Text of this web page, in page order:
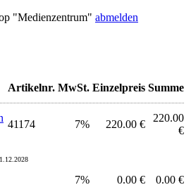
"Medienzentrum" abmelden
Artikelnr. MwSt. Einzelpreis Summe
41174 7% 220.00 €
220.00
€
7% 0.00 € 0.00 €